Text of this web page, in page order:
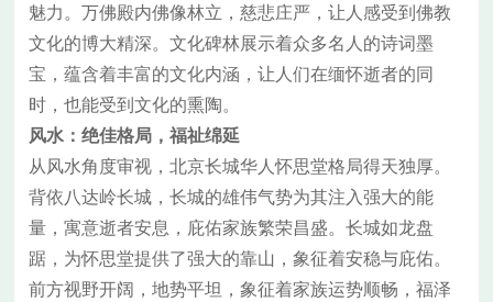
魅力。万佛殿内佛像林立，慈悲庄严，让人感受到佛教
文化的博大精深。文化碑林展示着众多名人的诗词墨
宝，蕴含着丰富的文化内涵，让人们在缅怀逝者的同
时，也能受到文化的熏陶。
风水：绝佳格局，福祉绵延
从风水角度审视，北京长城华人怀思堂格局得天独厚。
背依八达岭长城，长城的雄伟气势为其注入强大的能
量，寓意逝者安息，庇佑家族繁荣昌盛。长城如龙盘
踞，为怀思堂提供了强大的靠山，象征着安稳与庇佑。
前方视野开阔，地势平坦，象征着家族运势顺畅，福泽